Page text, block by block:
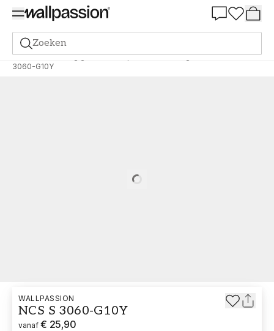
Zoeken
Verf Bestelling gebaseerd op NCS Bestelling door NCS
3060-G10Y
WALLPASSION
NCS S 3060-G10Y
vanaf € 25,90